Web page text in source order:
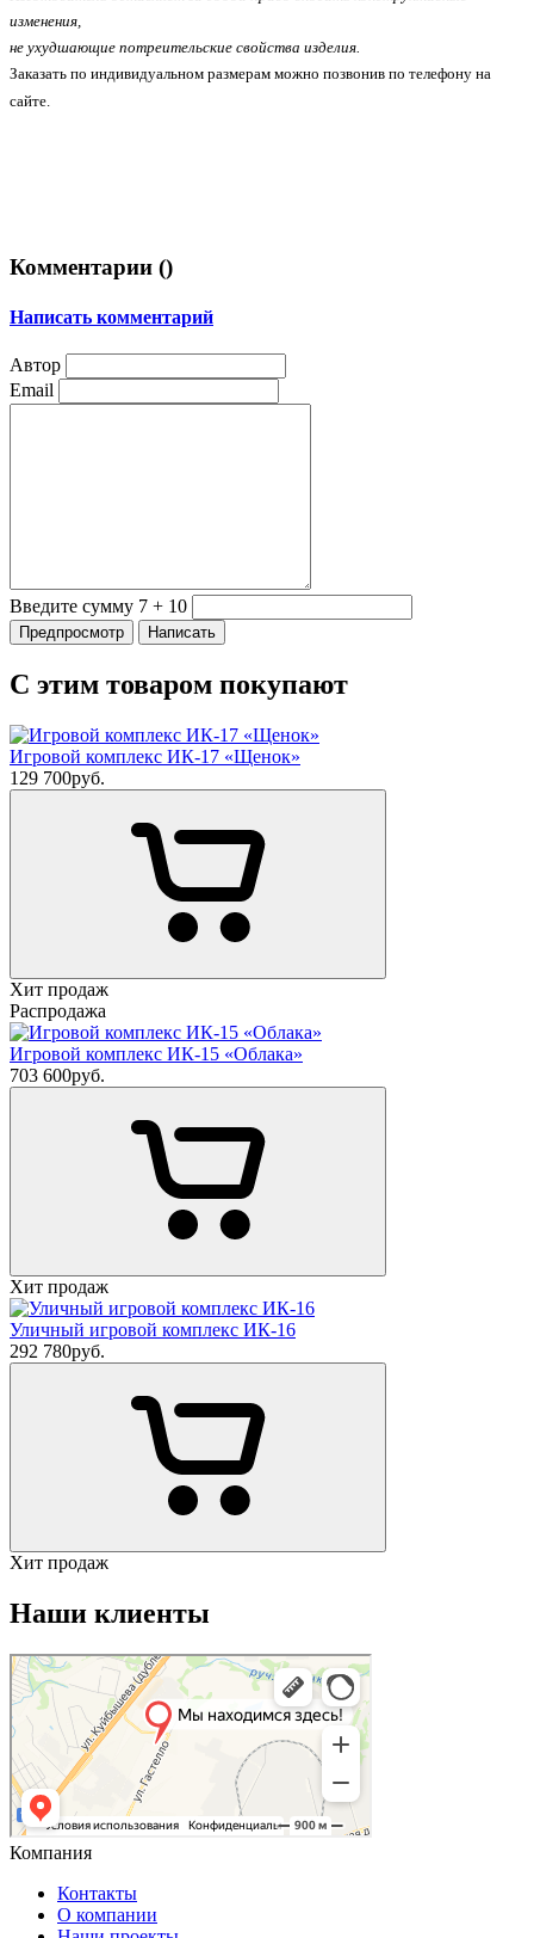
изменения,
не ухудшающие потреительские свойства изделия.
Заказать по индивидуальном размерам можно позвонив по телефону на
сайте.
Комментарии ()
Написать комментарий
Автор
Email
Введите сумму 7 + 10
С этим товаром покупают
Игровой комплекс ИК-17 «Щенок»
129 700руб.
Хит продаж
Распродажа
Игровой комплекс ИК-15 «Облака»
703 600руб.
Хит продаж
Уличный игровой комплекс ИК-16
292 780руб.
Хит продаж
Наши клиенты
Компания
Контакты
О компании